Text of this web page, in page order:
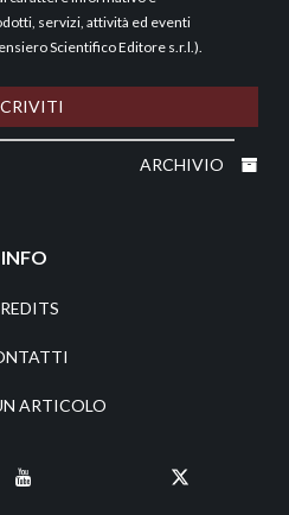
servizi, attività ed eventi
Scientifico Editore s.r.l.).
ARCHIVIO
INFO
ARTICOLO